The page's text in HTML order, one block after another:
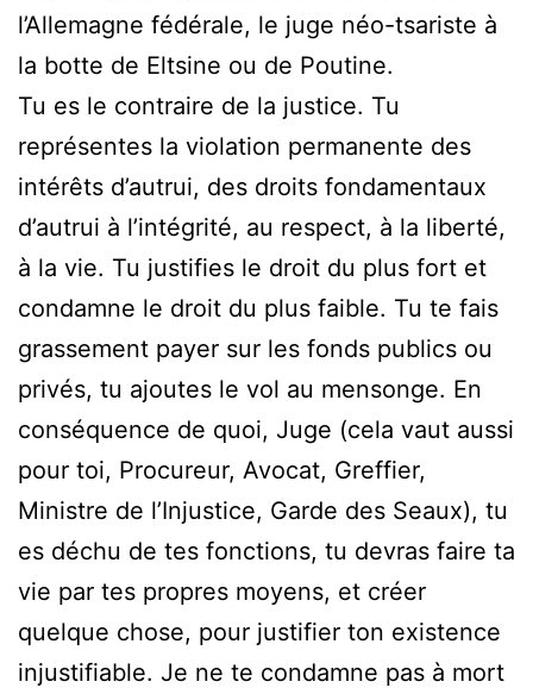
l’Allemagne fédérale, le juge néo-tsariste à
la botte de Eltsine ou de Poutine.
Tu es le contraire de la justice. Tu
représentes la violation permanente des
intérêts d’autrui, des droits fondamentaux
d’autrui à l’intégrité, au respect, à la liberté,
à la vie. Tu justifies le droit du plus fort et
condamne le droit du plus faible. Tu te fais
grassement payer sur les fonds publics ou
privés, tu ajoutes le vol au mensonge. En
conséquence de quoi, Juge (cela vaut aussi
pour toi, Procureur, Avocat, Greffier,
Ministre de l’Injustice, Garde des Seaux), tu
es déchu de tes fonctions, tu devras faire ta
vie par tes propres moyens, et créer
quelque chose, pour justifier ton existence
injustifiable. Je ne te condamne pas à mort